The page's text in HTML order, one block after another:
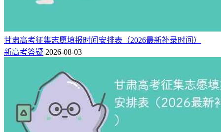
甘肃高考征集志愿填报时间安排表（2026最新补录时间）
新高考答疑 2026-08-03